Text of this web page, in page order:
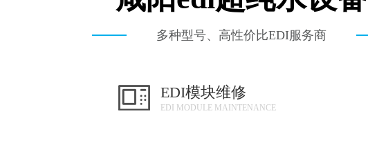
多种型号、高性价比EDI服务商
EDI模块维修
EDI MODULE MAINTENANCE